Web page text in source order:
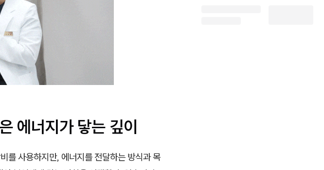
에너지가 닿는 깊이
사용하지만, 에너지를 전달하는 방식과 목